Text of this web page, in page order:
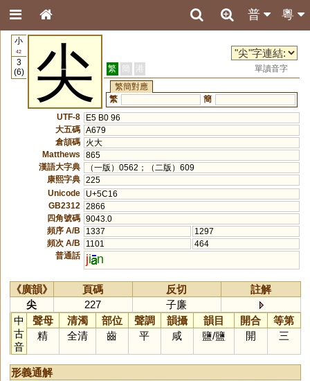
粵
普
小
42
3
(6)
尖 繁 簡 港
單讀音字
繁簡對應
繁
簡
UTF-8
E5 B0 96
大五碼 A679
倉頡碼
火大
Matthews
865
漢語大字典
（一版）0562；（二版）609
康熙字典 225
Unicode
U+5C16
GB2312
2866
四角號碼 9043.0
頻序 A/B
1337
1297
頻次 A/B
1101
464
普通話
ji n
《廣韻》 頁碼 反切
註解
尖
227
子廉
中
古
音
聲母 清濁 部位 聲調 韻攝 韻目 開合
等第
精
全清 齒 平 咸 鹽/鹽 開 三
形義通解